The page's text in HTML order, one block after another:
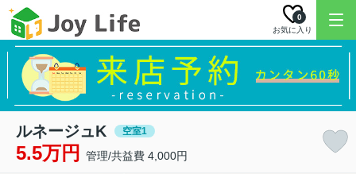
お気に入り
0
ルネージュK 空室1
5.5万円 管理/共益費 4,000円